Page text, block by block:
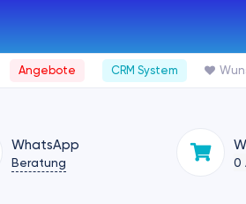
Angebote CRM System
WhatsApp
Beratung 0